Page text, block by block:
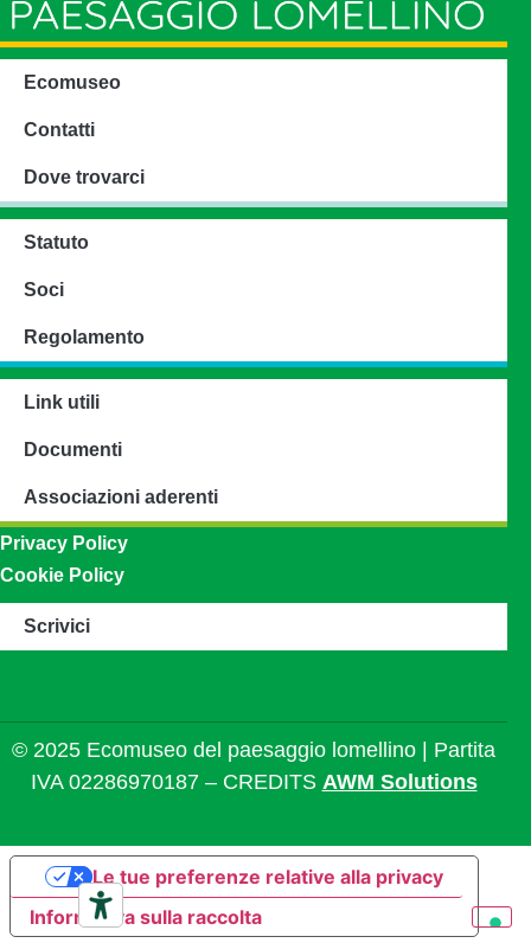
Ecomuseo
Contatti
Dove trovarci
Statuto
Soci
Regolamento
Link utili
Documenti
Associazioni aderenti
Privacy Policy
Cookie Policy
Scrivici
© 2025 Ecomuseo del paesaggio lomellino | Partita
IVA 02286970187 – CREDITS AWM Solutions
Informativa sulla raccolta
Le tue preferenze relative alla privacy